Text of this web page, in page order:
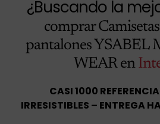
¿Buscando la
comprar
pantalones YSABEL
WEAR en
CASI 1000
IRRESISTIBLES – ENTREGA